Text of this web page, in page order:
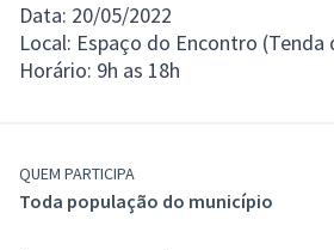
Data: 20/05/2022
Local: Espaço do Encontro
Horário: 9h as 18h
QUEM PARTICIPA
Toda população do município